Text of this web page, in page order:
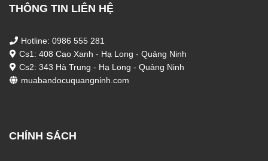
THÔNG TIN LIÊN HỆ
Hotline: 0986 555 281
Cs1: 408 Cao Xanh - Hạ Long - Quảng Ninh
Cs2: 343 Hà Trung - Hạ Long - Quảng Ninh
muabandocuquangninh.com
CHÍNH SÁCH